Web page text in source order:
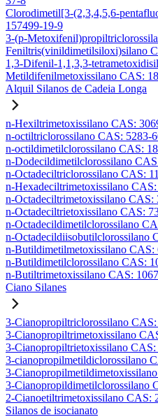
Clorodimetil[3-(2,3,4,5,6-
157499-19-9
3-(p-
Feniltris(vinildimetilsiloxi)silano
1,3-Difenil-1,1,3,3-
Metildifenilmetoxissilano CAS:
Alquil Silanos de Cadeia Longa
n-Hexiltrimetoxissilano CAS:
n-octiltriclorossilano CAS: 5283-
n-octildimetilclorossilano CAS:
n-Dodecildimetilclorossilano
n-Octadeciltriclorossilano CAS:
n-Hexadeciltrimetoxissilano
n-Octadeciltrimetoxissilano CAS:
n-Octadeciltrietoxissilano CAS:
n-Octadecildimetilclorossilano
n-Octadecildiisobutilclorossilano
n-Butildimetilmetoxissilano CAS:
n-Butildimetilclorossilano CAS:
n-Butiltrimetoxissilano CAS:
Ciano Silanes
3-Cianopropiltriclorossilano
3-Cianopropiltrimetoxissilano
3-Cianopropiltrietoxissilano
3-cianopropilmetildiclorossilano
3-
3-Cianopropildimetilclorossilano
2-Cianoetiltrimetoxissilano CAS:
Silanos de isocianato